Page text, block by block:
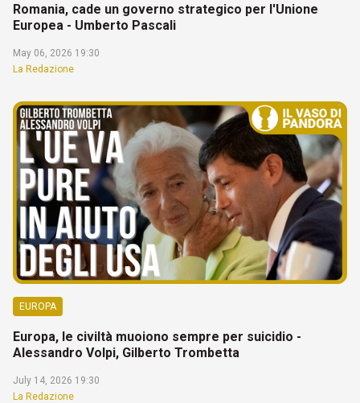
Romania, cade un governo strategico per l'Unione
Europea - Umberto Pascali
May 06, 2026 19:30
La Redazione
EUROPA
Europa, le civiltà muoiono sempre per suicidio -
Alessandro Volpi, Gilberto Trombetta
July 14, 2026 19:30
La Redazione